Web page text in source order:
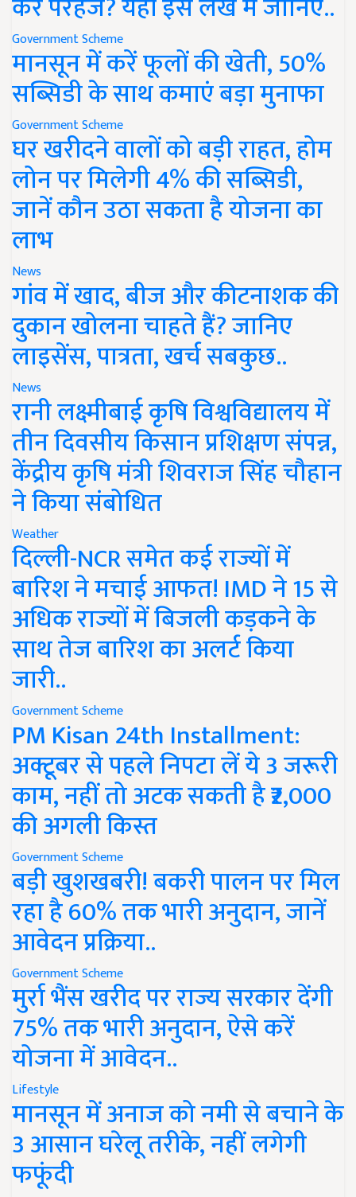
Government Scheme
मानसून में करें फूलों की खेती, 50%
सब्सिडी के साथ कमाएं बड़ा मुनाफा
Government Scheme
घर खरीदने वालों को बड़ी राहत, होम
लोन पर मिलेगी 4% की सब्सिडी,
जानें कौन उठा सकता है योजना का
लाभ
News
गांव में खाद, बीज और कीटनाशक की
दुकान खोलना चाहते हैं? जानिए
लाइसेंस, पात्रता, खर्च सबकुछ..
News
रानी लक्ष्मीबाई कृषि विश्वविद्यालय में
तीन दिवसीय किसान प्रशिक्षण संपन्न,
केंद्रीय कृषि मंत्री शिवराज सिंह चौहान
ने किया संबोधित
Weather
दिल्ली-NCR समेत कई राज्यों में
बारिश ने मचाई आफत! IMD ने 15 से
अधिक राज्यों में बिजली कड़कने के
साथ तेज बारिश का अलर्ट किया
जारी..
Government Scheme
PM Kisan 24th Installment:
अक्टूबर से पहले निपटा लें ये 3 जरूरी
काम, नहीं तो अटक सकती है ₹2,000
की अगली किस्त
Government Scheme
बड़ी खुशखबरी! बकरी पालन पर मिल
रहा है 60% तक भारी अनुदान, जानें
आवेदन प्रक्रिया..
Government Scheme
मुर्रा भैंस खरीद पर राज्य सरकार देंगी
75% तक भारी अनुदान, ऐसे करें
योजना में आवेदन..
Lifestyle
मानसून में अनाज को नमी से बचाने के
3 आसान घरेलू तरीके, नहीं लगेगी
फफूंदी